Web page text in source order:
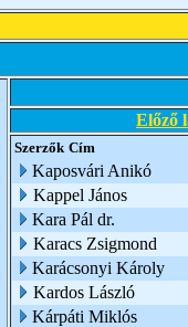
Előző
Szerzők Cím
Kaposvári Anikó
Kappel János
Kara Pál dr.
Karacs Zsigmond
Karácsonyi Károly
Kardos László
Kárpáti Miklós